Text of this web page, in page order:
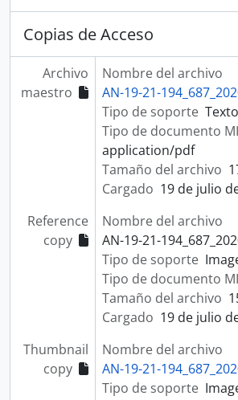
Copias de Acceso
Archivo
maestro
Nombre del archivo
AN-19-21-
Tipo de soporte Texto
Tipo de documento
application/pdf
Tamaño del archivo
Cargado 19 de julio
Reference
copy
Nombre del archivo
AN-19-21-
Tipo de soporte
Tipo de documento
Tamaño del archivo
Cargado 19 de julio
Thumbnail
copy
Nombre del archivo
AN-19-21-
Tipo de soporte